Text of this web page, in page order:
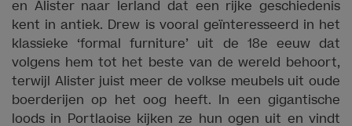
en Alister naar Ierland dat een rijke geschiedenis
kent in antiek. Drew is vooral geïnteresseerd in het
klassieke ‘formal furniture’ uit de 18e eeuw dat
volgens hem tot het beste van de wereld behoort,
terwijl Alister juist meer de volkse meubels uit oude
boerderijen op het oog heeft. In een gigantische
loods in Portlaoise kijken ze hun ogen uit en vindt